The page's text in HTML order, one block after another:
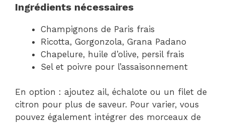
Ingrédients nécessaires
Champignons de Paris frais
Ricotta, Gorgonzola, Grana Padano
Chapelure, huile d’olive, persil frais
Sel et poivre pour l’assaisonnement
En option : ajoutez ail, échalote ou un filet de
citron pour plus de saveur. Pour varier, vous
pouvez également intégrer des morceaux de